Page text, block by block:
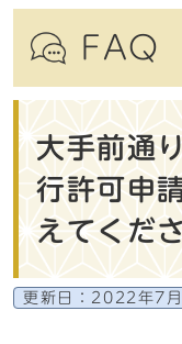
FAQ
大手前通
行許可申
えてくだ
更新日： 2022年7